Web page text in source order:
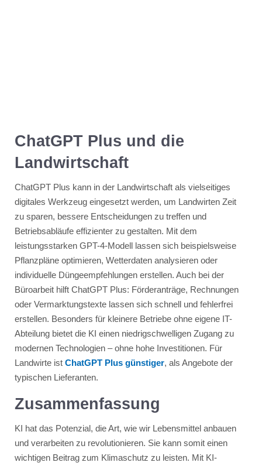
ChatGPT Plus und die
Landwirtschaft
ChatGPT Plus kann in der Landwirtschaft als vielseitiges
digitales Werkzeug eingesetzt werden, um Landwirten Zeit
zu sparen, bessere Entscheidungen zu treffen und
Betriebsabläufe effizienter zu gestalten. Mit dem
leistungsstarken GPT-4-Modell lassen sich beispielsweise
Pflanzpläne optimieren, Wetterdaten analysieren oder
individuelle Düngeempfehlungen erstellen. Auch bei der
Büroarbeit hilft ChatGPT Plus: Förderanträge, Rechnungen
oder Vermarktungstexte lassen sich schnell und fehlerfrei
erstellen. Besonders für kleinere Betriebe ohne eigene IT-
Abteilung bietet die KI einen niedrigschwelligen Zugang zu
modernen Technologien – ohne hohe Investitionen. Für
Landwirte ist ChatGPT Plus günstiger, als Angebote der
typischen Lieferanten.
Zusammenfassung
KI hat das Potenzial, die Art, wie wir Lebensmittel anbauen
und verarbeiten zu revolutionieren. Sie kann somit einen
wichtigen Beitrag zum Klimaschutz zu leisten. Mit KI-